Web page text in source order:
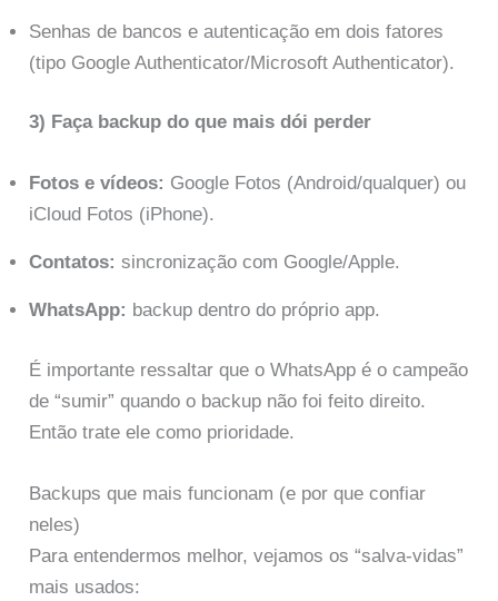
Senhas de bancos e autenticação em dois fatores
(tipo Google Authenticator/Microsoft Authenticator).
3) Faça backup do que mais dói perder
Fotos e vídeos: Google Fotos (Android/qualquer) ou
iCloud Fotos (iPhone).
Contatos: sincronização com Google/Apple.
WhatsApp: backup dentro do próprio app.
É importante ressaltar que o WhatsApp é o campeão
de “sumir” quando o backup não foi feito direito.
Então trate ele como prioridade.
Backups que mais funcionam (e por que confiar
neles)
Para entendermos melhor, vejamos os “salva-vidas”
mais usados: